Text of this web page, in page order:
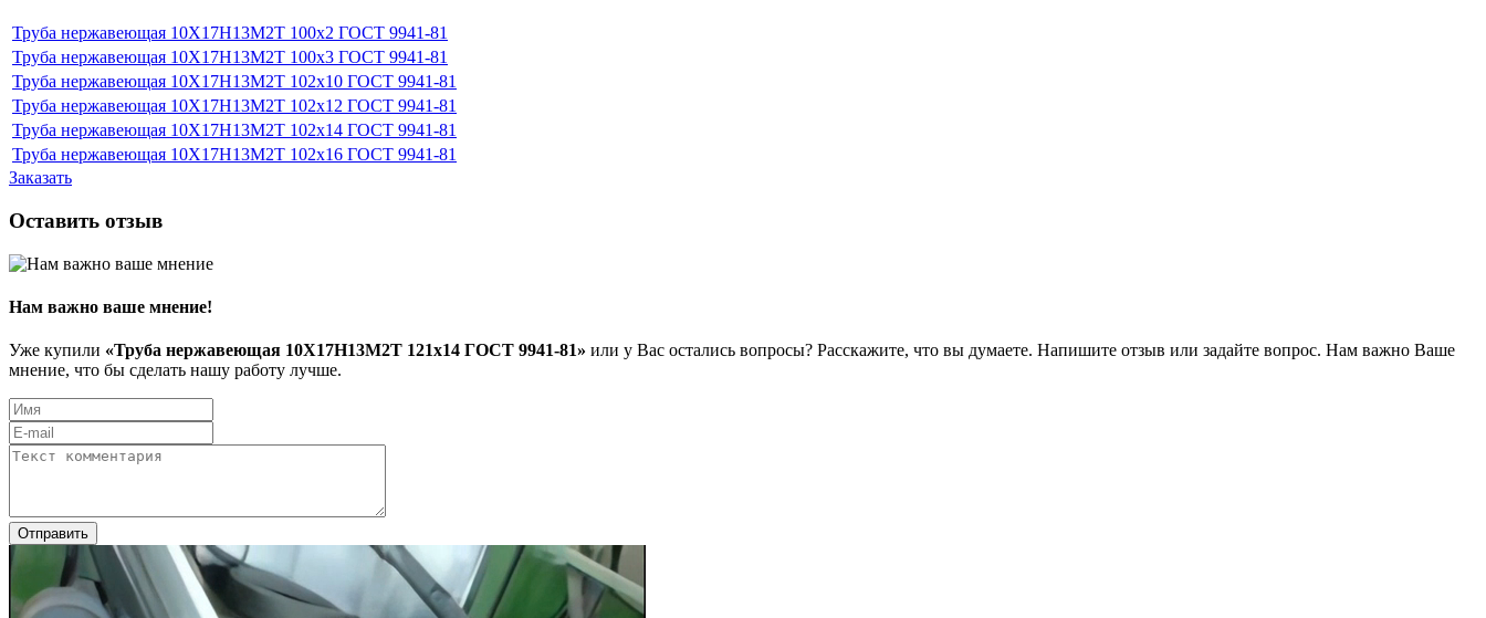
Труба нержавеющая 10Х17Н13М2Т 100x2 ГОСТ 9941-81
Труба нержавеющая 10Х17Н13М2Т 100x3 ГОСТ 9941-81
Труба нержавеющая 10Х17Н13М2Т 102x10 ГОСТ 9941-81
Труба нержавеющая 10Х17Н13М2Т 102x12 ГОСТ 9941-81
Труба нержавеющая 10Х17Н13М2Т 102x14 ГОСТ 9941-81
Труба нержавеющая 10Х17Н13М2Т 102x16 ГОСТ 9941-81
Заказать
Оставить отзыв
Нам важно ваше мнение!
Уже купили «Труба нержавеющая 10Х17Н13М2Т 121x14 ГОСТ 9941-81» или у Вас остались вопросы? Расскажите, что вы думаете. Напишите отзыв или задайте вопрос. Нам важно Ваше
мнение, что бы сделать нашу работу лучше.